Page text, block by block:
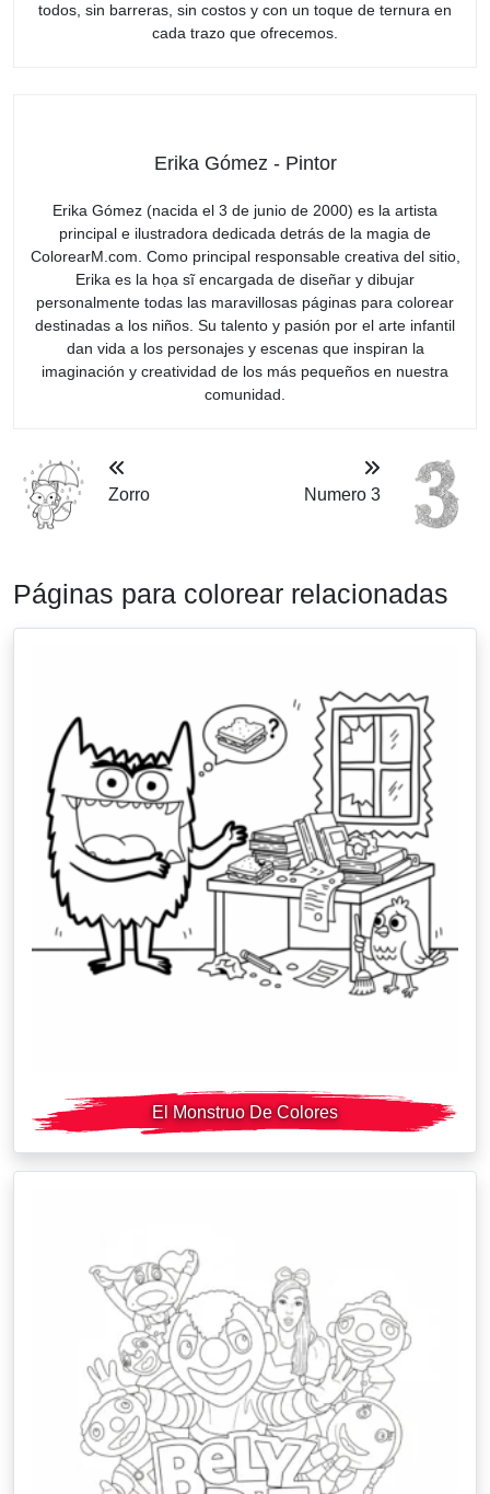
todos, sin barreras, sin costos y con un toque de ternura en
cada trazo que ofrecemos.
Erika Gómez - Pintor
Erika Gómez (nacida el 3 de junio de 2000) es la artista
principal e ilustradora dedicada detrás de la magia de
ColorearM.com. Como principal responsable creativa del sitio,
Erika es la họa sĩ encargada de diseñar y dibujar
personalmente todas las maravillosas páginas para colorear
destinadas a los niños. Su talento y pasión por el arte infantil
dan vida a los personajes y escenas que inspiran la
imaginación y creatividad de los más pequeños en nuestra
comunidad.
Zorro Numero 3
Páginas para colorear relacionadas
El Monstruo De Colores